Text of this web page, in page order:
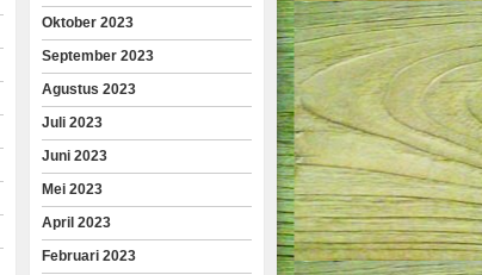
Oktober 2023
September 2023
Agustus 2023
Juli 2023
Juni 2023
Mei 2023
April 2023
Februari 2023